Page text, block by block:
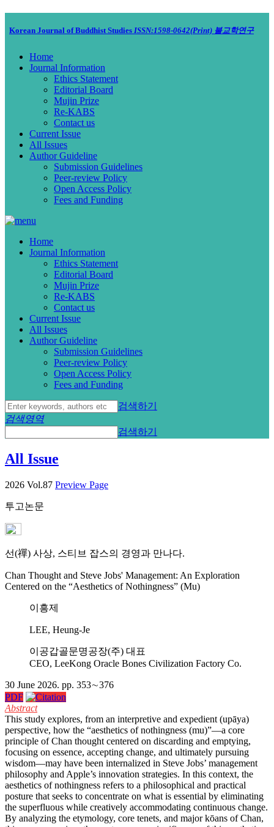
Korean Journal of Buddhist Studies ISSN:1598-0642(Print) 불교학연구
Home
Journal Information
Ethics Statement
Editorial Board
Mujin Prize
Re-KABS
Contact us
Current Issue
All Issues
Author Guideline
Submission Guidelines
Peer-review Policy
Open Access Policy
Fees and Funding
Home
Journal Information
Ethics Statement
Editorial Board
Mujin Prize
Re-KABS
Contact us
Current Issue
All Issues
Author Guideline
Submission Guidelines
Peer-review Policy
Open Access Policy
Fees and Funding
검색하기
검색영역
검색하기
All Issue
2026 Vol.87 Preview Page
투고논문
선(禪) 사상, 스티브 잡스의 경영과 만나다.
Chan Thought and Steve Jobs' Management: An Exploration
Centered on the “Aesthetics of Nothingness” (Mu)
이흥제
LEE, Heung-Je
이공갑골문명공장(주) 대표
CEO, LeeKong Oracle Bones Civilization Factory Co.
30 June 2026. pp. 353∼376
PDF
Abstract
This study explores, from an interpretive and expedient (upāya)
perspective, how the “aesthetics of nothingness (mu)”—a core
principle of Chan thought centered on discarding and emptying,
focusing on essence, accepting change, and ultimately pursuing
wisdom—may have been internalized in Steve Jobs’ management
philosophy and Apple’s innovation strategies. In this context, the
aesthetics of nothingness refers to a philosophical and practical
posture that seeks to concentrate on what is essential by eliminating
the superfluous while creatively accommodating continuous change.
By analyzing the etymology, core tenets, and major kōans of Chan,